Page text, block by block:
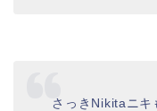
さっきNikitaニキ